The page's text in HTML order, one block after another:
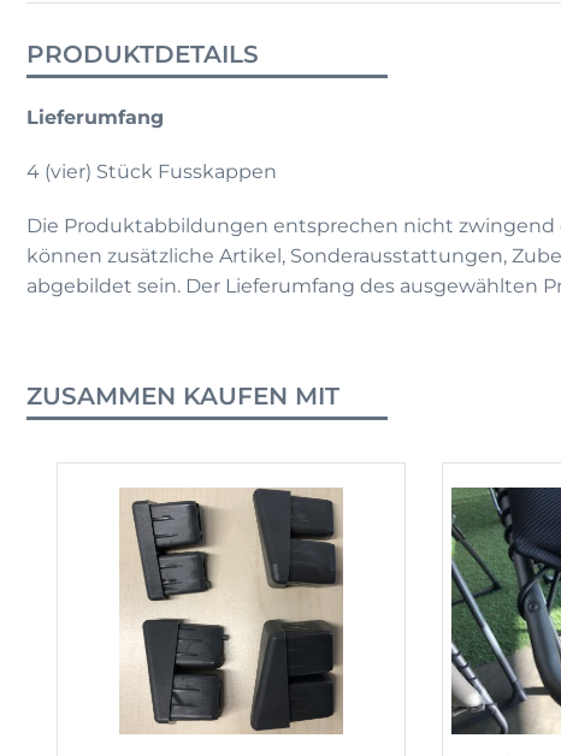
PRODUKTDETAILS
Lieferumfang
4 (vier) Stück Fusskappen
Die Produktabbildungen entsprechen nicht zwingend
können zusätzliche Artikel, Sonderausstattungen,
abgebildet sein. Der Lieferumfang des ausgewählten
ZUSAMMEN KAUFEN MIT